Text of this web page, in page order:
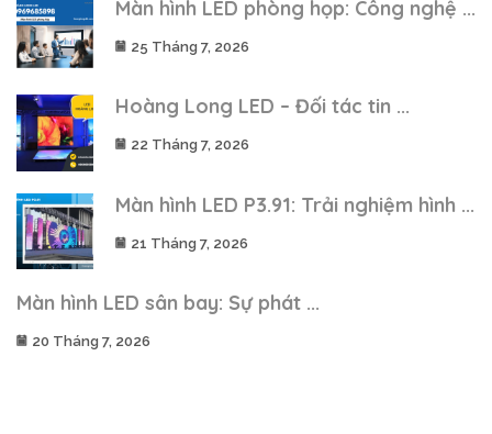
Màn hình LED phòng họp: Công nghệ ...
25 Tháng 7, 2026
Hoàng Long LED – Đối tác tin ...
22 Tháng 7, 2026
Màn hình LED P3.91: Trải nghiệm hình ...
21 Tháng 7, 2026
Màn hình LED sân bay: Sự phát ...
20 Tháng 7, 2026